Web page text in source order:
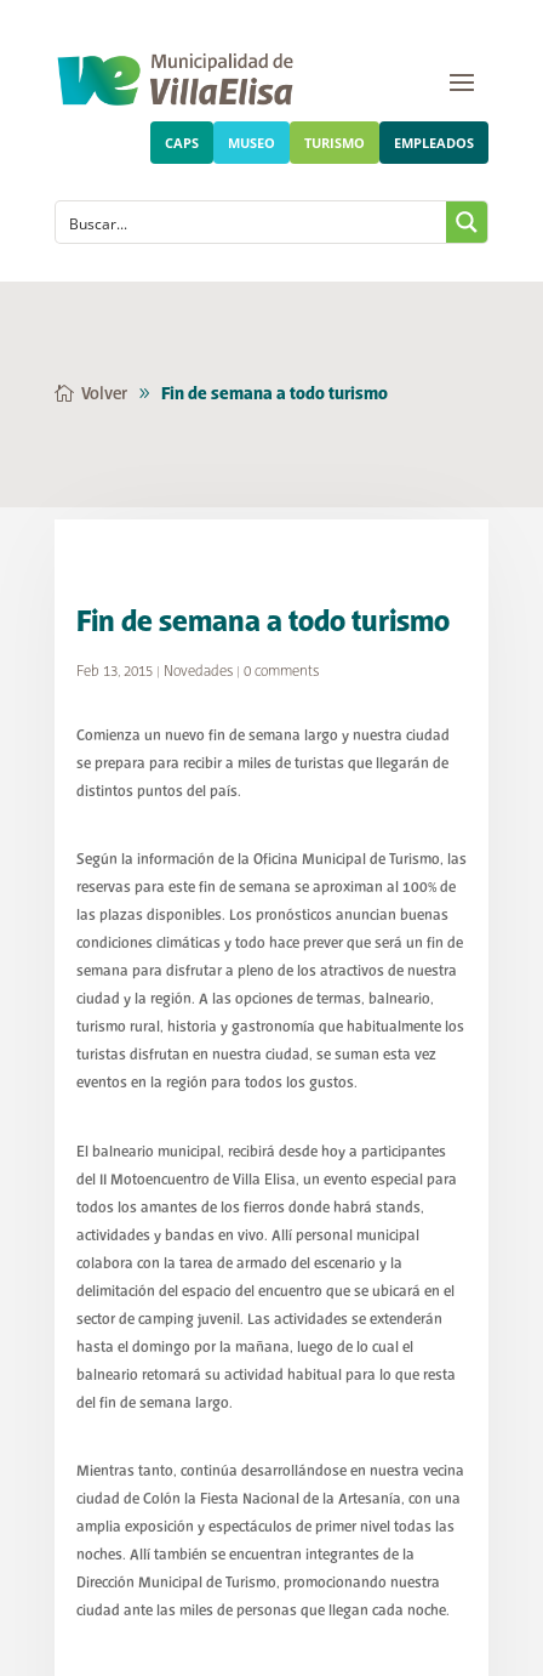
CAPS MUSEO TURISMO EMPLEADOS
Volver Fin de semana a todo turismo
Fin de semana a todo turismo
Feb 13, 2015| Novedades| 0 comments
Comienza un nuevo fin de semana largo y nuestra ciudad
se prepara para recibir a miles de turistas que llegarán de
distintos puntos del país.
Según la información de la Oficina Municipal de Turismo, las
reservas para este fin de semana se aproximan al 100% de
las plazas disponibles. Los pronósticos anuncian buenas
condiciones climáticas y todo hace prever que será un fin de
semana para disfrutar a pleno de los atractivos de nuestra
ciudad y la región. A las opciones de termas, balneario,
turismo rural, historia y gastronomía que habitualmente los
turistas disfrutan en nuestra ciudad, se suman esta vez
eventos en la región para todos los gustos.
El balneario municipal, recibirá desde hoy a participantes
del II Motoencuentro de Villa Elisa, un evento especial para
todos los amantes de los fierros donde habrá stands,
actividades y bandas en vivo. Allí personal municipal
colabora con la tarea de armado del escenario y la
delimitación del espacio del encuentro que se ubicará en el
sector de camping juvenil. Las actividades se extenderán
hasta el domingo por la mañana, luego de lo cual el
balneario retomará su actividad habitual para lo que resta
del fin de semana largo.
Mientras tanto, continúa desarrollándose en nuestra vecina
ciudad de Colón la Fiesta Nacional de la Artesanía, con una
amplia exposición y espectáculos de primer nivel todas las
noches. Allí también se encuentran integrantes de la
Dirección Municipal de Turismo, promocionando nuestra
ciudad ante las miles de personas que llegan cada noche.